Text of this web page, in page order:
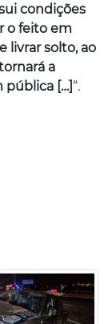
condições
o feito em
livrar solto, ao
a
pública […]“.